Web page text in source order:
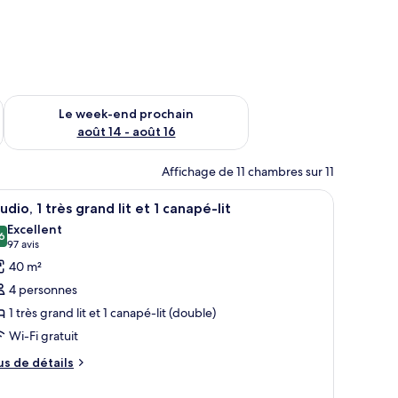
août 7 - août 9
Le week-end prochain
août 14 - août 16
Vérifier la disponibilité pour le week-end prochain août 14 -
Affichage de 11 chambres sur 11
tête de lit en bois, un téléviseur à écran plat et une grande fenêtre avec
:
Une chambre d’hôtel équipée d’un lit, d’un
5 1 très grand lit et 1 canapé-lit
sur 10
Excellent
97 avis
(97 avis)
40 m²
4 personnes
1 très grand lit et 1 canapé-lit (double)
Wi-Fi gratuit
de détails